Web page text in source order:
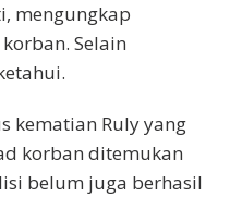
mengungkap
Selain
kematian Ruly yang
korban ditemukan
belum juga berhasil